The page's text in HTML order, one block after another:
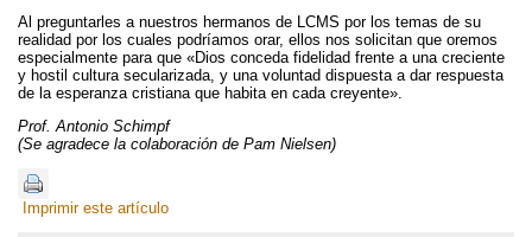
Al preguntarles a nuestros hermanos de LCMS por los temas de su
realidad por los cuales podríamos orar, ellos nos solicitan que oremos
especialmente para que «Dios conceda fidelidad frente a una creciente
y hostil cultura secularizada, y una voluntad dispuesta a dar respuesta
de la esperanza cristiana que habita en cada creyente».
Prof. Antonio Schimpf
(Se agradece la colaboración de Pam Nielsen)
Imprimir este artículo